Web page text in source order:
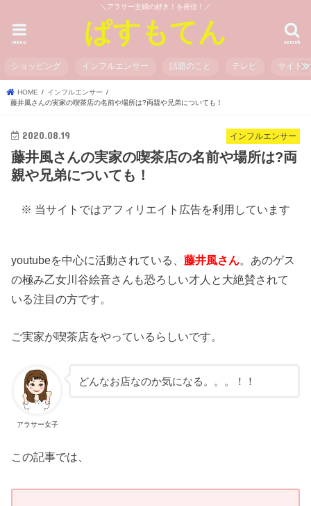
＼アラサー主婦の好き！を発信！／
ぱすもてん search
menu
ショッピング インフルエンサー 話題のこと テレビ サイト
HOME
インフルエンサー
藤井風さんの実家の喫茶店の名前や場所は?両親や兄弟についても！
インフルエンサー
2020.08.19
藤井風さんの実家の喫茶店の名前や場所は?両
親や兄弟についても！
※ 当サイトではアフィリエイト広告を利用しています
youtubeを中心に活動されている、藤井風さん。あのゲス
の極み乙女川谷絵音さんも恐ろしい才人と大絶賛されて
いる注目の方です。
ご実家が喫茶店をやっているらしいです。
アラサー女子
どんなお店なのか気になる。。。！！
この記事では、